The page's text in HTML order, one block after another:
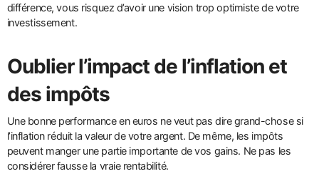
différence, vous risquez d’avoir une vision trop optimiste de votre
investissement.
Oublier l’impact de l’inflation et
des impôts
Une bonne performance en euros ne veut pas dire grand-chose si
l’inflation réduit la valeur de votre argent. De même, les impôts
peuvent manger une partie importante de vos gains. Ne pas les
considérer fausse la vraie rentabilité.